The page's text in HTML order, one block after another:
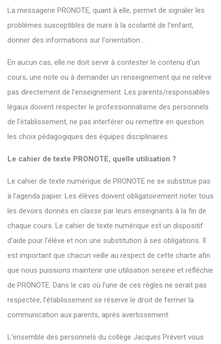
La messagerie PRONOTE, quant à elle, permet de signaler les
problèmes susceptibles de nuire à la scolarité de l'enfant,
donner des informations sur l'orientation...
En aucun cas, elle ne doit servir à contester le contenu d'un
cours, une note ou à demander un renseignement qui ne relève
pas directement de l'enseignement. Les parents/responsables
légaux doivent respecter le professionnalisme des personnels
de l’établissement, ne pas interférer ou remettre en question
les choix pédagogiques des équipes disciplinaires.
Le cahier de texte PRONOTE, quelle utilisation ?
Le cahier de texte numérique de PRONOTE ne se substitue pas
à l'agenda papier. Les élèves doivent obligatoirement noter tous
les devoirs donnés en classe par leurs enseignants à la fin de
chaque cours. Le cahier de texte numérique est un dispositif
d’aide pour l’élève et non une substitution à ses obligations. Il
est important que chacun veille au respect de cette charte afin
que nous puissions maintenir une utilisation sereine et réfléchie
de PRONOTE. Dans le cas où l’une de ces règles ne serait pas
respectée, l’établissement se réserve le droit de fermer la
communication aux parents, après avertissement.
L'ensemble des personnels du collège Jacques Prévert vous